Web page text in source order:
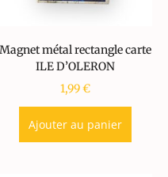
Magnet métal rectangle carte
ILE D’OLERON
1,99€
Ajouter au panier